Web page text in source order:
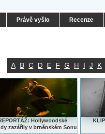
Právě vyšlo Recenze
A B C D E F G H I J K
Hollywoodské
zazářily v brněnském Sonu